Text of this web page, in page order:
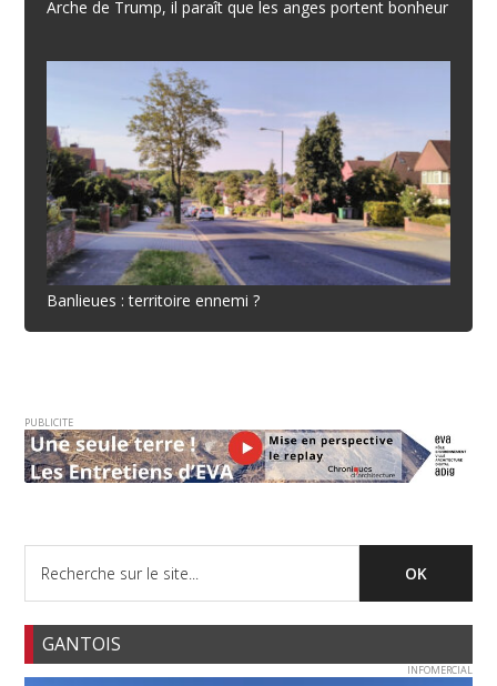
Arche de Trump, il paraît que les anges portent bonheur
Banlieues : territoire ennemi ?
PUBLICITE
GANTOIS
INFOMERCIAL